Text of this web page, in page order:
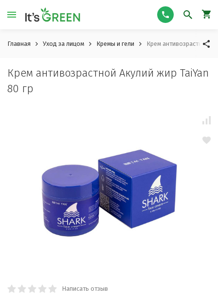
Главная Уход за лицом Кремы и гели Крем антивозрастной
Крем антивозрастной Акулий жир TaiYan
80 гр
Написать отзыв